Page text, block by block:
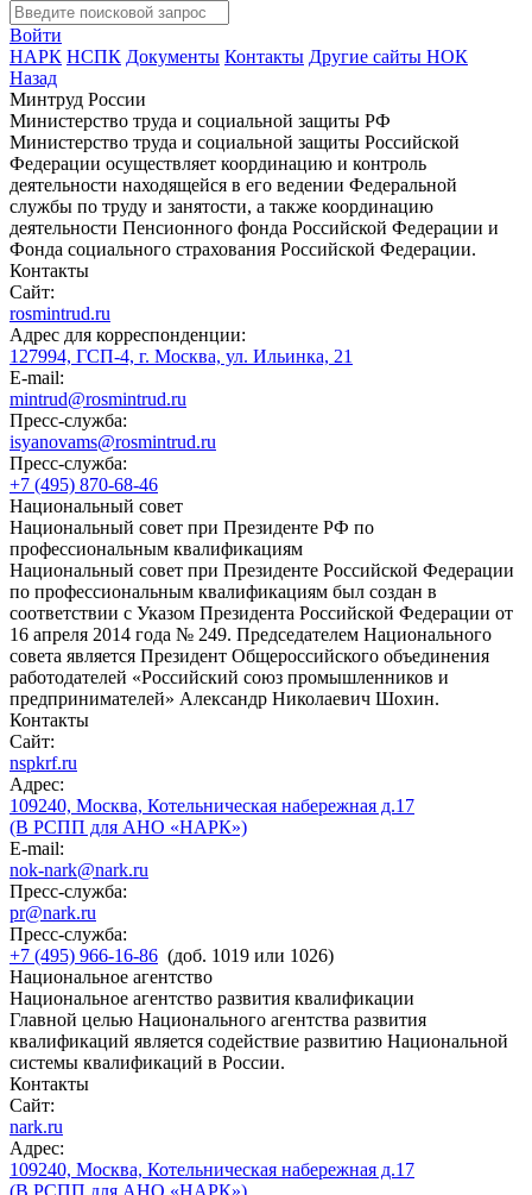
Войти
НАРК НСПК Документы Контакты Другие сайты НОК
Назад
Минтруд России
Министерство труда и социальной защиты РФ
Министерство труда и социальной защиты Российской
Федерации осуществляет координацию и контроль
деятельности находящейся в его ведении Федеральной
службы по труду и занятости, а также координацию
деятельности Пенсионного фонда Российской Федерации и
Фонда социального страхования Российской Федерации.
Контакты
Сайт:
rosmintrud.ru
Адрес для корреспонденции:
127994, ГСП-4, г. Москва, ул. Ильинка, 21
E-mail:
mintrud@rosmintrud.ru
Пресс-служба:
isyanovams@rosmintrud.ru
Пресс-служба:
+7 (495) 870-68-46
Национальный совет
Национальный совет при Президенте РФ по
профессиональным квалификациям
Национальный совет при Президенте Российской Федерации
по профессиональным квалификациям был создан в
соответствии с Указом Президента Российской Федерации от
16 апреля 2014 года № 249. Председателем Национального
совета является Президент Общероссийского объединения
работодателей «Российский союз промышленников и
предпринимателей» Александр Николаевич Шохин.
Контакты
Сайт:
nspkrf.ru
Адрес:
109240, Москва, Котельническая набережная д.17
(В РСПП для АНО «НАРК»)
E-mail:
nok-nark@nark.ru
Пресс-служба:
pr@nark.ru
Пресс-служба:
+7 (495) 966-16-86 (доб. 1019 или 1026)
Национальное агентство
Национальное агентство развития квалификации
Главной целью Национального агентства развития
квалификаций является содействие развитию Национальной
системы квалификаций в России.
Контакты
Сайт:
nark.ru
Адрес:
109240, Москва, Котельническая набережная д.17
(В РСПП для АНО «НАРК»)